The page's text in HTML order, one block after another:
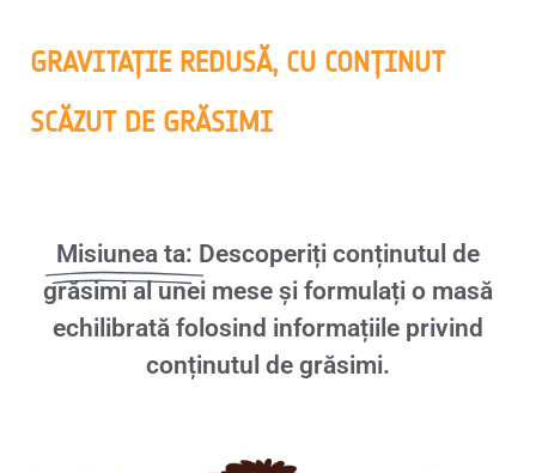
GRAVITAȚIE REDUSĂ, CU CONȚINUT
SCĂZUT DE GRĂSIMI
Misiunea ta: Descoperiți conținutul de
grăsimi al unei mese și formulați o masă
echilibrată folosind informațiile privind
conținutul de grăsimi.